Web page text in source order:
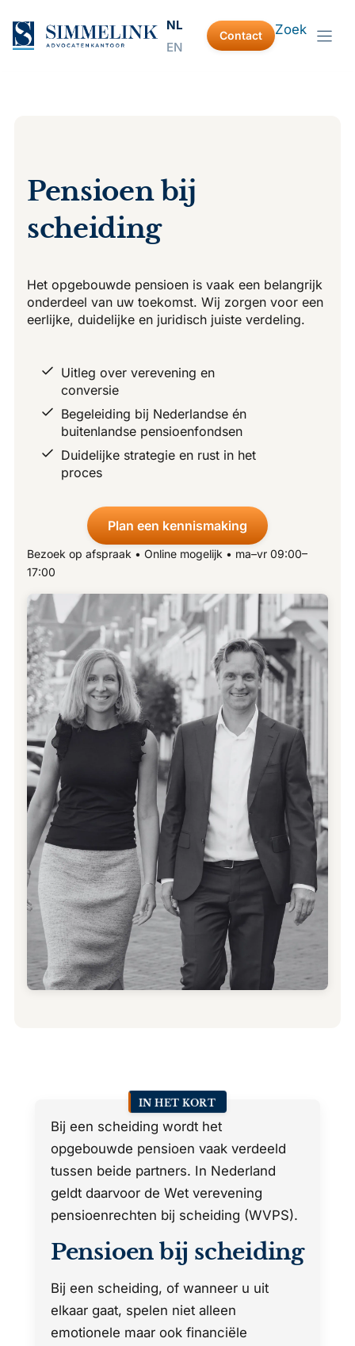
naar
de
Zoek
Contact
NL
EN
Pensioen bij
scheiding
Het opgebouwde pensioen is vaak een belangrijk
onderdeel van uw toekomst. Wij zorgen voor een
eerlijke, duidelijke en juridisch juiste verdeling.
Uitleg over verevening en
conversie
Begeleiding bij Nederlandse én
buitenlandse pensioenfondsen
Duidelijke strategie en rust in het
proces
Plan een kennismaking
Bezoek op afspraak • Online mogelijk • ma–vr 09:00–
17:00
IN HET KORT
Bij een scheiding wordt het
opgebouwde pensioen vaak verdeeld
tussen beide partners. In Nederland
geldt daarvoor de Wet verevening
pensioenrechten bij scheiding (WVPS).
Pensioen bij scheiding
Bij een scheiding, of wanneer u uit
elkaar gaat, spelen niet alleen
emotionele maar ook financiële